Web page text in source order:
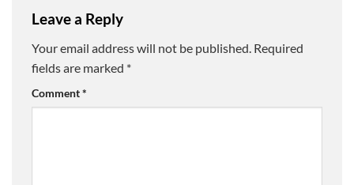
Leave a Reply
Your email address will not be published. Required
fields are marked *
Comment*